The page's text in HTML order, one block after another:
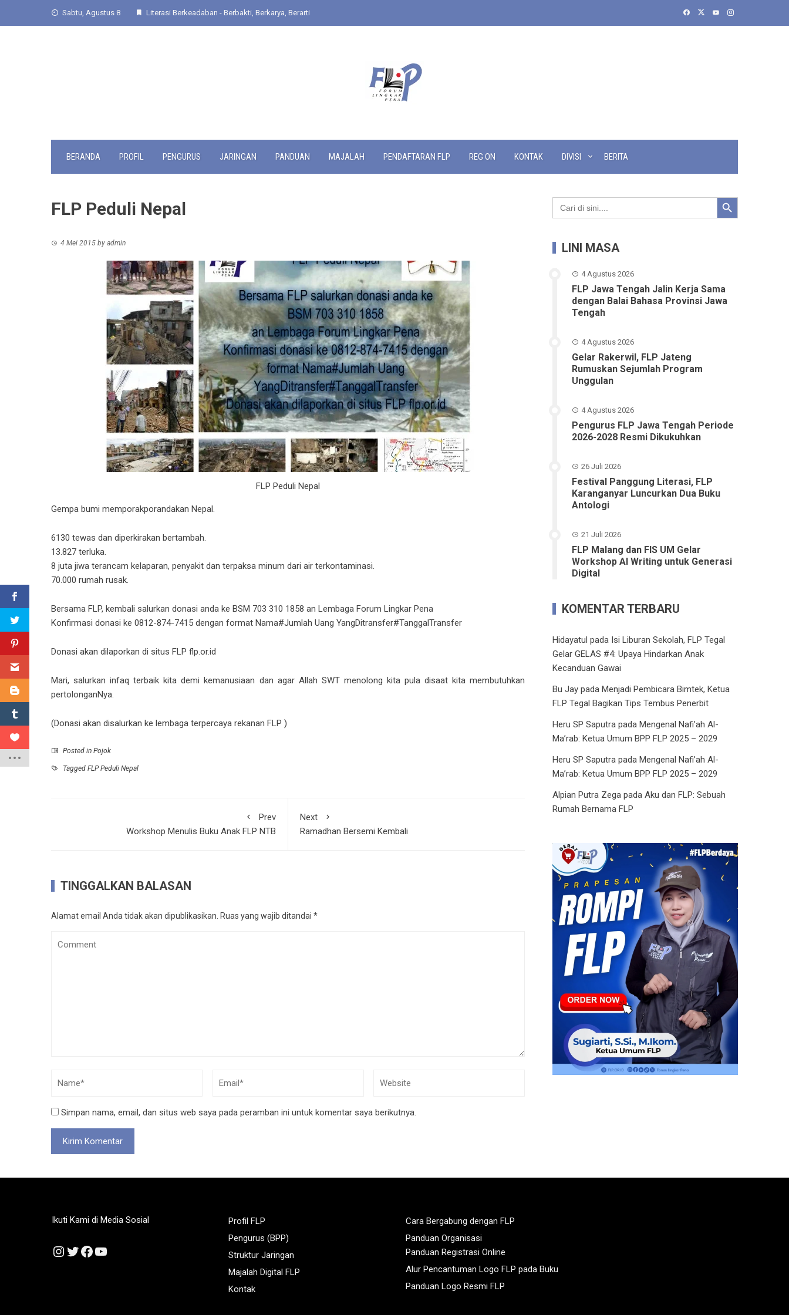
Sabtu, Agustus 8 Literasi Berkeadaban - Berbakti, Berkarya, Berarti
BERANDA PROFIL PENGURUS JARINGAN PANDUAN MAJALAH PENDAFTARAN FLP REG ON KONTAK DIVISI BERITA
FLP Peduli Nepal
4 Mei 2015 by admin
FLP Peduli Nepal
Gempa bumi memporakporandakan Nepal.
6130 tewas dan diperkirakan bertambah.
13.827 terluka.
8 juta jiwa terancam kelaparan, penyakit dan terpaksa minum dari air terkontaminasi.
70.000 rumah rusak.
Bersama FLP, kembali salurkan donasi anda ke BSM 703 310 1858 an Lembaga Forum Lingkar Pena
Konfirmasi donasi ke 0812-874-7415 dengan format Nama#Jumlah Uang YangDitransfer#TanggalTransfer
Donasi akan dilaporkan di situs FLP flp.or.id
Mari, salurkan infaq terbaik kita demi kemanusiaan dan agar Allah SWT menolong kita pula disaat kita membutuhkan
pertolonganNya.
(Donasi akan disalurkan ke lembaga terpercaya rekanan FLP )
Posted in Pojok
Tagged FLP Peduli Nepal
Prev
Workshop Menulis Buku Anak FLP NTB
Next
Ramadhan Bersemi Kembali
TINGGALKAN BALASAN
Alamat email Anda tidak akan dipublikasikan. Ruas yang wajib ditandai *
Simpan nama, email, dan situs web saya pada peramban ini untuk komentar saya berikutnya.
Search
for:
Search Button
LINI MASA
4 Agustus 2026
FLP Jawa Tengah Jalin Kerja Sama
dengan Balai Bahasa Provinsi Jawa
Tengah
4 Agustus 2026
Gelar Rakerwil, FLP Jateng
Rumuskan Sejumlah Program
Unggulan
4 Agustus 2026
Pengurus FLP Jawa Tengah Periode
2026-2028 Resmi Dikukuhkan
26 Juli 2026
Festival Panggung Literasi, FLP
Karanganyar Luncurkan Dua Buku
Antologi
21 Juli 2026
FLP Malang dan FIS UM Gelar
Workshop AI Writing untuk Generasi
Digital
KOMENTAR TERBARU
Hidayatul pada Isi Liburan Sekolah, FLP Tegal
Gelar GELAS #4: Upaya Hindarkan Anak
Kecanduan Gawai
Bu Jay padaMenjadi Pembicara Bimtek, Ketua
FLP Tegal Bagikan Tips Tembus Penerbit
Heru SP Saputra padaMengenal Nafi’ah Al-
Ma’rab: Ketua Umum BPP FLP 2025 – 2029
Heru SP Saputra padaMengenal Nafi’ah Al-
Ma’rab: Ketua Umum BPP FLP 2025 – 2029
Alpian Putra Zega padaAku dan FLP: Sebuah
Rumah Bernama FLP
Ikuti Kami di Media Sosial
Instagram
Twitter
Facebook
YouTube
Profil FLP
Pengurus (BPP)
Struktur Jaringan
Majalah Digital FLP
Kontak
Cara Bergabung dengan FLP
Panduan Organisasi
Panduan Registrasi Online
Alur Pencantuman Logo FLP pada Buku
Panduan Logo Resmi FLP